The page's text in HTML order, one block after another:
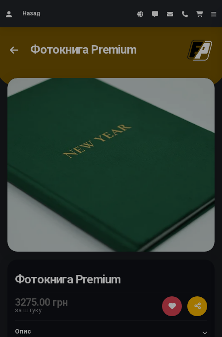
Назад
Фотокнига Premium
Фотокнига Premium
3275.00 грн
за штуку
Опис